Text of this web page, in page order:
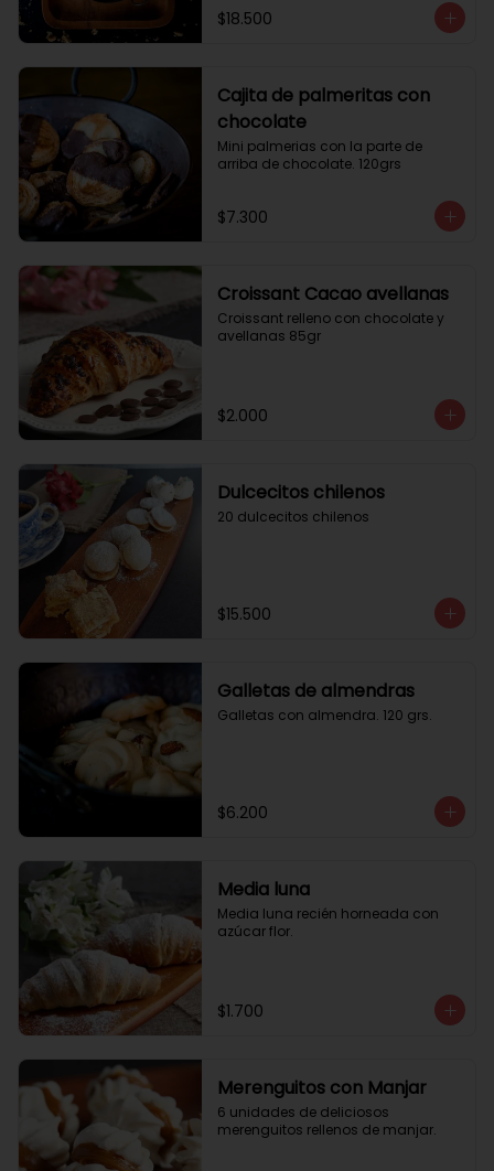
$18.500
Cajita de palmeritas con
chocolate
Mini palmerias con la parte de
arriba de chocolate. 120grs
$7.300
Croissant Cacao avellanas
Croissant relleno con chocolate y
avellanas 85gr
$2.000
Dulcecitos chilenos
20 dulcecitos chilenos
$15.500
Galletas de almendras
Galletas con almendra. 120 grs.
$6.200
Media luna
Media luna recién horneada con
azúcar flor.
$1.700
Merenguitos con Manjar
6 unidades de deliciosos
merenguitos rellenos de manjar.